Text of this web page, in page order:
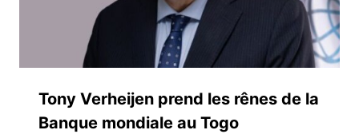
Tony Verheijen prend les rênes de la
Banque mondiale au Togo